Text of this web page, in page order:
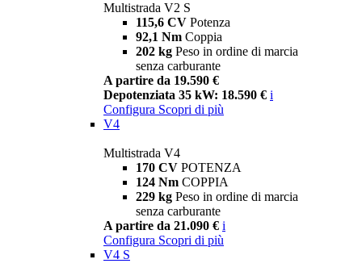
Multistrada V2 S
115,6 CV Potenza
92,1 Nm Coppia
202 kg Peso in ordine di marcia
senza carburante
A partire da 19.590 €
Depotenziata 35 kW: 18.590 € i
Configura Scopri di più
V4
Multistrada V4
170 CV POTENZA
124 Nm COPPIA
229 kg Peso in ordine di marcia
senza carburante
A partire da 21.090 € i
Configura Scopri di più
V4 S